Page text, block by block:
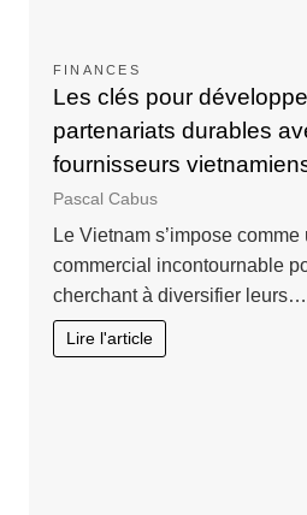
FINANCES
Les clés pour
partenariats durables
fournisseurs
Pascal Cabus
Le Vietnam s’impose
commercial incontournable
cherchant à diversifier leurs…
Lire l'article